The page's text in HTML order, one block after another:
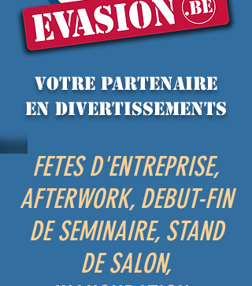
VOTRE PARTENAIRE
EN DIVERTISSEMENTS
FETES D'ENTREPRISE,
AFTERWORK, DEBUT-FIN
DE SEMINAIRE, STAND
DE SALON,